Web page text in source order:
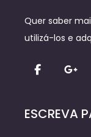
Quer saber
utilizá-los e
ESCREVA